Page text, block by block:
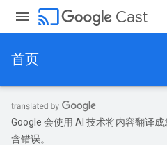
cast Cast
首页
Google 会使用 AI 技术将内容翻译
含错误。